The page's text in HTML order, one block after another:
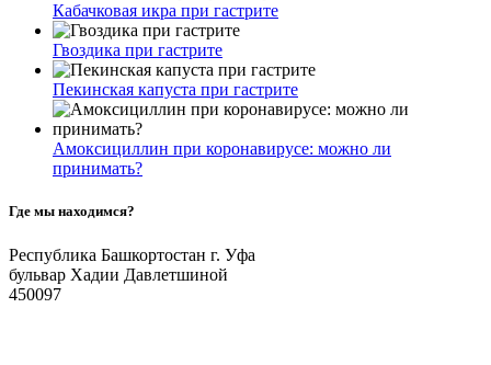
Кабачковая икра при гастрите
Гвоздика при гастрите
Пекинская капуста при гастрите
Амоксициллин при коронавирусе: можно ли
принимать?
Где мы находимся?
Республика Башкортостан г. Уфа
бульвар Хадии Давлетшиной
450097